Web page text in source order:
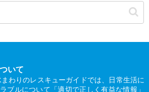
いて
わりのレスキューガイドでは、日常生活に
ブルについて「適切で正しく有益な情報」